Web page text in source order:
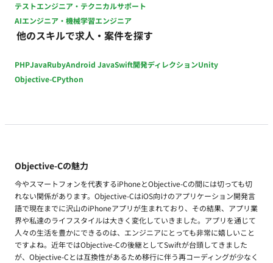
テストエンジニア・テクニカルサポート
AIエンジニア・機械学習エンジニア
他のスキルで求人・案件を探す
PHPJavaRubyAndroid JavaSwift開発ディレクションUnity
Objective-CPython
Objective-Cの魅力
今やスマートフォンを代表するiPhoneとObjective-Cの間には切っても切
れない関係があります。Objective-CはiOS向けのアプリケーション開発言
語で現在までに沢山のiPhoneアプリが生まれており、その結果、アプリ業
界や私達のライフスタイルは大きく変化していきました。アプリを通じて
人々の生活を豊かにできるのは、エンジニアにとっても非常に嬉しいこと
ですよね。近年ではObjective-Cの後継としてSwiftが台頭してきました
が、Objective-Cとは互換性があるため移行に伴う再コーディングが少なく